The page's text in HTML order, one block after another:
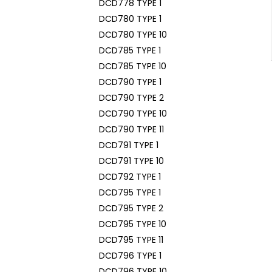
DCD778 TYPE 1
DCD780 TYPE 1
DCD780 TYPE 10
DCD785 TYPE 1
DCD785 TYPE 10
DCD790 TYPE 1
DCD790 TYPE 2
DCD790 TYPE 10
DCD790 TYPE 11
DCD791 TYPE 1
DCD791 TYPE 10
DCD792 TYPE 1
DCD795 TYPE 1
DCD795 TYPE 2
DCD795 TYPE 10
DCD795 TYPE 11
DCD796 TYPE 1